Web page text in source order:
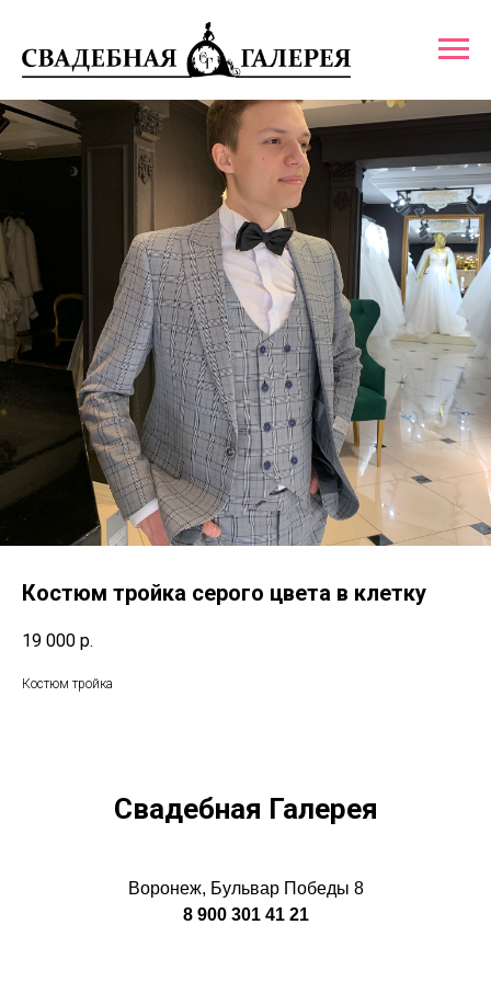
Костюм тройка серого цвета в клетку
19 000 р.
Костюм тройка
Свадебная Галерея
Воронеж, Бульвар Победы 8
8 900 301 41 21